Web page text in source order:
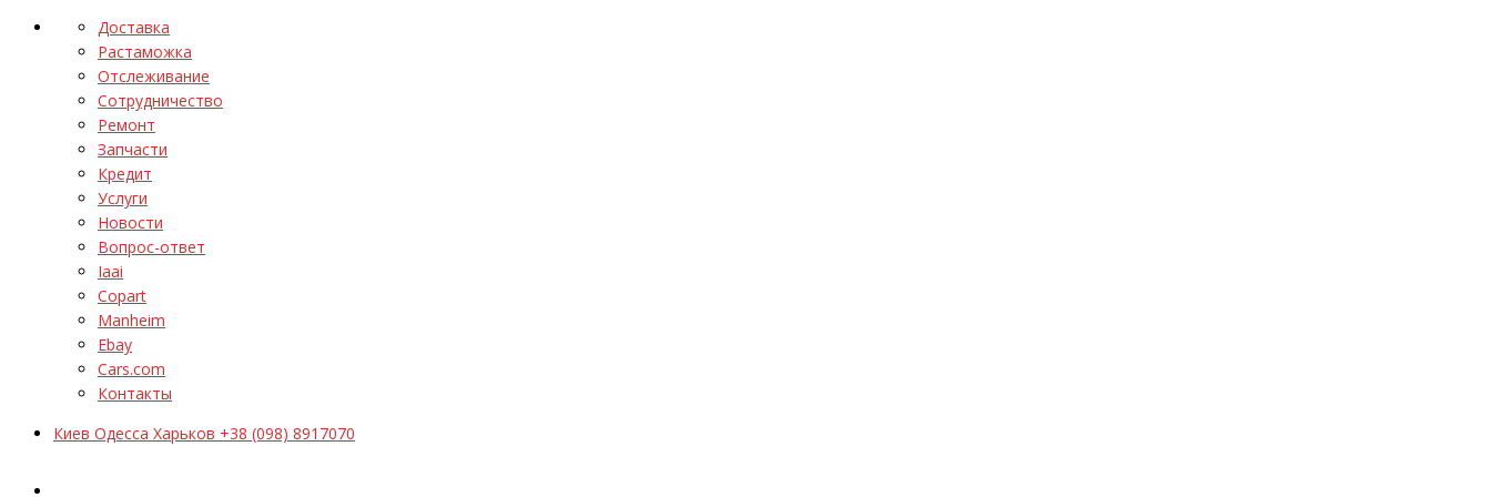
Доставка
Растаможка
Отслеживание
Сотрудничество
Ремонт
Запчасти
Кредит
Услуги
Новости
Вопрос-ответ
Iaai
Copart
Manheim
Ebay
Cars.com
Контакты
Киев Одесса Харьков +38 (098) 8917070